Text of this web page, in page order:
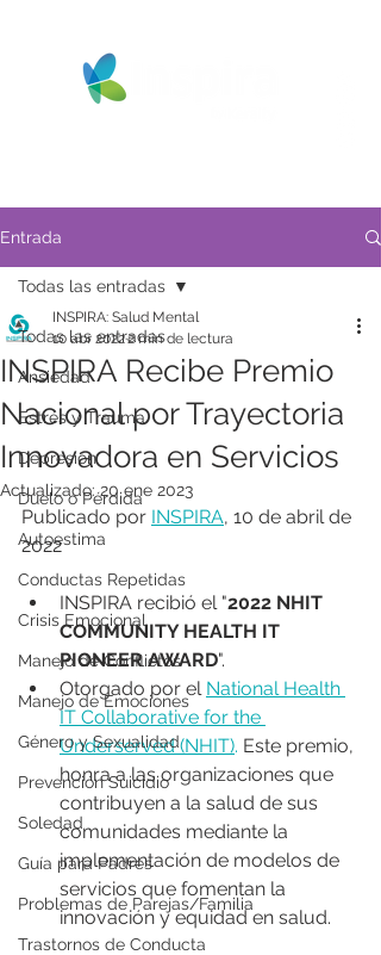
Entrada
Todas las entradas
Ansiedad
Estrés y Trauma
Depresión
Duelo o Pérdida
Autoestima
Conductas Repetidas
Crisis Emocional
Manejo de Conflictos
Manejo de Emociones
Género y Sexualidad
Prevención Suicidio
Soledad
Guía para Padres
Problemas de Parejas/Familia
Trastornos de Conducta
Todas las entradas
INSPIRA Recibe Premio
Nacional por Trayectoria
Innovadora en Servicios
INSPIRA: Salud Mental
10 abr 20222 min de lectura
Actualizado:20 ene 2023
Publicado por INSPIRA, 10 de abril de
2022
INSPIRA recibió el "2022 NHIT
COMMUNITY HEALTH IT
PIONEER AWARD".
Otorgado por el National Health
IT Collaborative for the
Underserved (NHIT). Este premio,
honra a las organizaciones que
contribuyen a la salud de sus
comunidades mediante la
implementación de modelos de
servicios que fomentan la
innovación y equidad en salud.